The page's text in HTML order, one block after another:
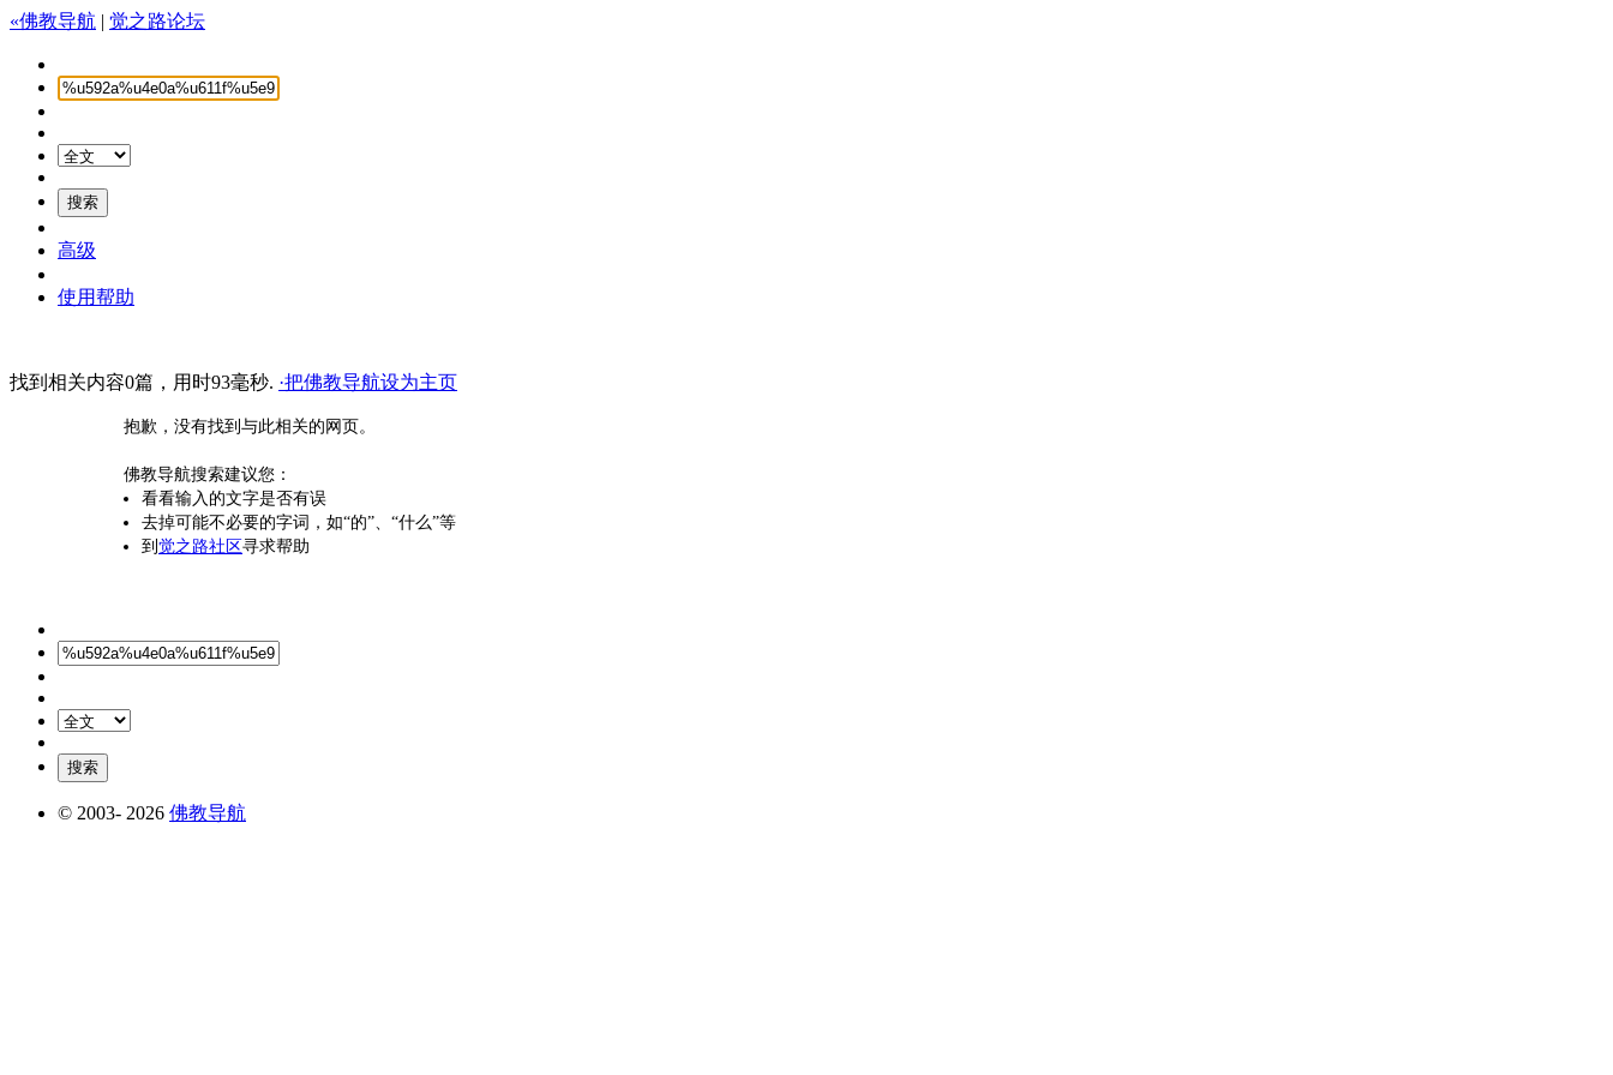
«佛教导航 | 觉之路论坛
高级
使用帮助
找到相关内容0篇，用时93毫秒. ·把佛教导航设为主页
抱歉，没有找到与此相关的网页。
佛教导航搜索建议您：
看看输入的文字是否有误
去掉可能不必要的字词，如“的”、“什么”等
到 觉之路社区寻求帮助
© 2003- 2026 佛教导航